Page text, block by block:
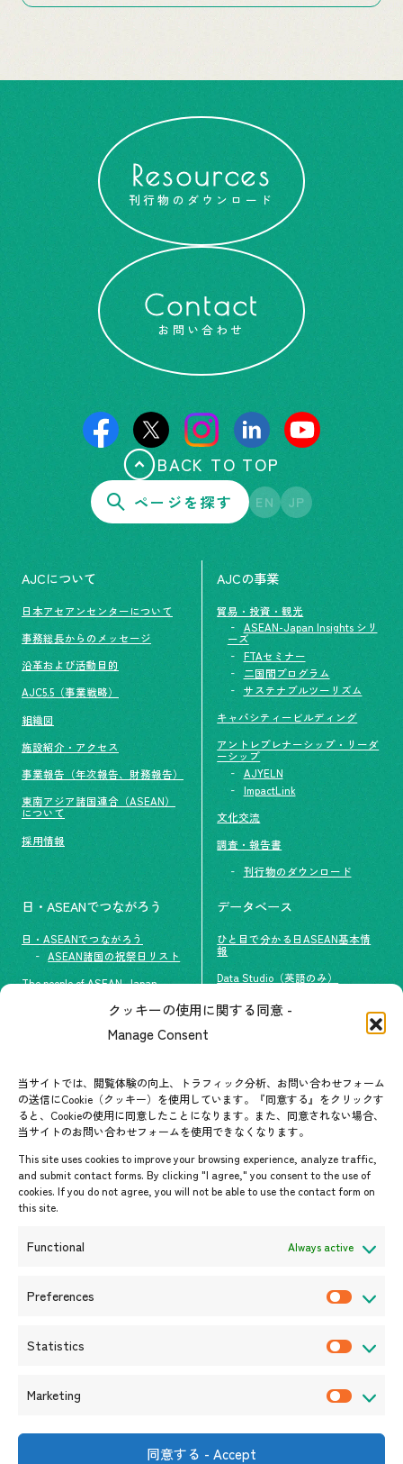
クッキーの使用に関する同意 -
Manage Consent
当サイトでは、閲覧体験の向上、トラフィック分析、お問い合わせフォーム
の送信にCookie（クッキー）を使用しています。『同意する』をクリックす
ると、Cookieの使用に同意したことになります。また、同意されない場合、
当サイトのお問い合わせフォームを使用できなくなります。
This site uses cookies to improve your browsing experience, analyze traffic,
and submit contact forms. By clicking "I agree," you consent to the use of
cookies. If you do not agree, you will not be able to use the contact form on
this site.
Functional Always active
Preferences
Statistics
Marketing
同意する - Accept
Resources
刊行物のダウンロード
Contact
お問い合わせ
BACK TO TOP
ページを探す EN JP
AJCについて
日本アセアンセンターについて
事務総長からのメッセージ
沿革および活動目的
AJC5.5（事業戦略）
組織図
施設紹介・アクセス
事業報告（年次報告、財務報告）
東南アジア諸国連合（ASEAN）
について
採用情報
AJCの事業
貿易・投資・観光
ASEAN-Japan Insights シリ
ーズ
FTAセミナー
二国間プログラム
サステナブルツーリズム
キャパシティービルディング
アントレプレナーシップ・リーダ
ーシップ
AJYELN
ImpactLink
文化交流
調査・報告書
刊行物のダウンロード
日・ASEANでつながろう
日・ASEANでつながろう
ASEAN諸国の祝祭日リスト
The people of ASEAN-Japan
グループ訪問の受け入れ
ASEANPEDIA
イベント・お知らせ
開催中・開催予定のイベント
イベント案内
お知らせ
データベース
ひと目で分かる日ASEAN基本情
報
Data Studio（英語のみ）
お問い合わせ先一覧